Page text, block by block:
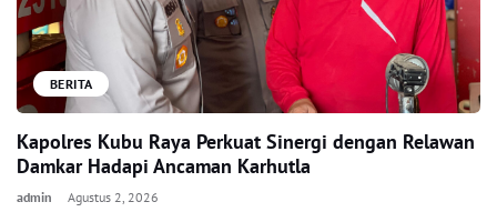
BERITA
Kapolres Kubu Raya Perkuat Sinergi dengan Relawan
Damkar Hadapi Ancaman Karhutla
admin Agustus 2, 2026